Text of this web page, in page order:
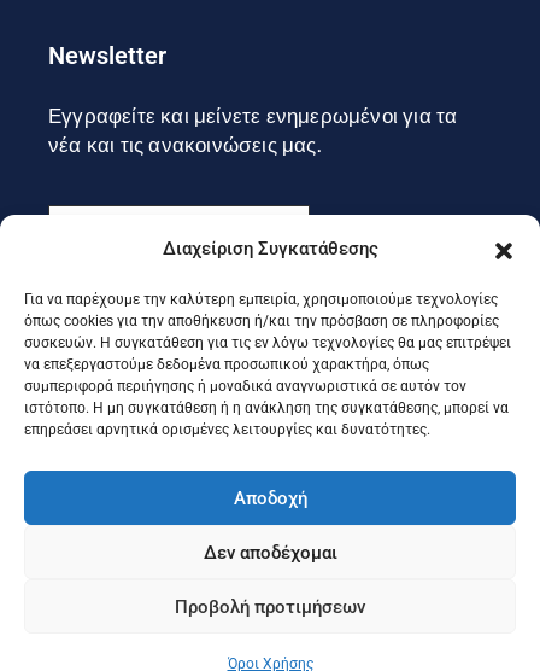
Διαχείριση Συγκατάθεσης
Για να παρέχουμε την καλύτερη εμπειρία, χρησιμοποιούμε τεχνολογίες
όπως cookies για την αποθήκευση ή/και την πρόσβαση σε πληροφορίες
συσκευών. Η συγκατάθεση για τις εν λόγω τεχνολογίες θα μας επιτρέψει
να επεξεργαστούμε δεδομένα προσωπικού χαρακτήρα, όπως
συμπεριφορά περιήγησης ή μοναδικά αναγνωριστικά σε αυτόν τον
ιστότοπο. Η μη συγκατάθεση ή η ανάκληση της συγκατάθεσης, μπορεί να
επηρεάσει αρνητικά ορισμένες λειτουργίες και δυνατότητες.
Αποδοχή
Δεν αποδέχομαι
Προβολή προτιμήσεων
Όροι Χρήσης
Newsletter
Εγγραφείτε και μείνετε ενημερωμένοι για τα
νέα και τις ανακοινώσεις μας.
Εγγραφή
Ακολουθήστε μας στα social
©2025 Portal Επιμελητηρίου Κέρκυρας, Designed & Developed